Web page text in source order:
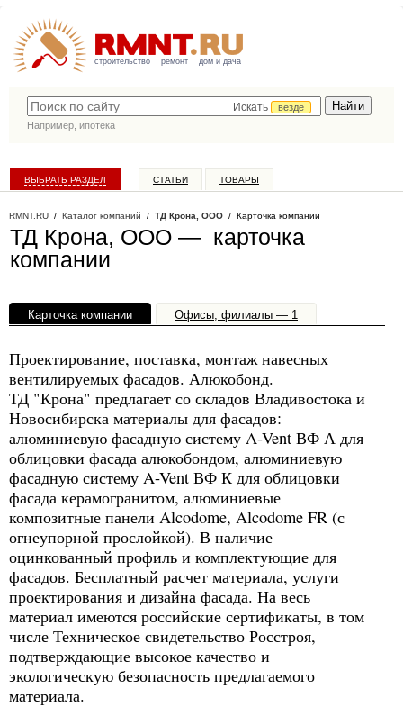
строительство ремонт дом и дача
Искать
везде
Например, ипотека
ВЫБРАТЬ РАЗДЕЛ СТАТЬИ ТОВАРЫ
RMNT.RU / Каталог компаний / ТД Крона, ООО / Карточка компании
ТД Крона, ООО — карточка
компании
Карточка компании Офисы, филиалы — 1
Проектирование, поставка, монтаж навесных
вентилируемых фасадов. Алюкобонд.
ТД "Крона" предлагает со складов Владивостока и
Новосибирска материалы для фасадов:
алюминиевую фасадную систему A-Vent ВФ А для
облицовки фасада алюкобондом, алюминиевую
фасадную систему A-Vent ВФ К для облицовки
фасада керамогранитом, алюминиевые
композитные панели Alcodome, Alcodome FR (с
огнеупорной прослойкой). В наличие
оцинкованный профиль и комплектующие для
фасадов. Бесплатный расчет материала, услуги
проектирования и дизайна фасада. На весь
материал имеются российские сертификаты, в том
числе Техническое свидетельство Росстроя,
подтверждающие высокое качество и
экологическую безопасность предлагаемого
материала.